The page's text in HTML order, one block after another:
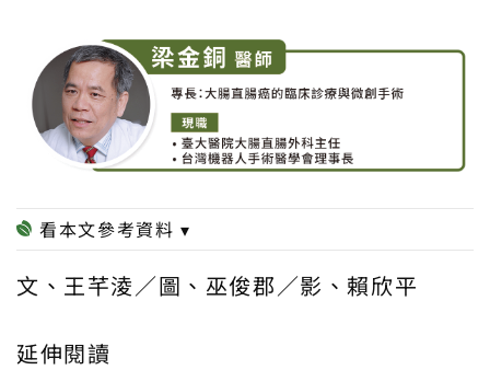
文、王芊淩／圖、巫俊郡／影、賴欣平
延伸閱讀